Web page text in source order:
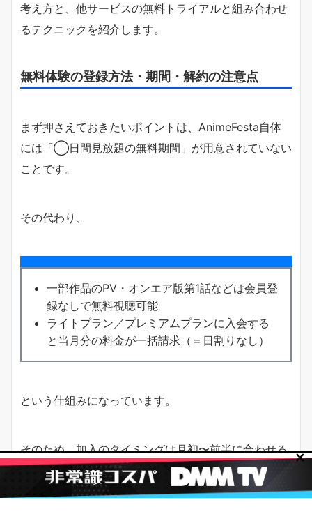
考え方と、他サービスの無料トライアルと組み合わせ
るテクニックを紹介します。
無料体験の登録方法・期間・解約の注意点
まず押さえておきたいポイントは、AnimeFesta自体
には「◯日間見放題の無料期間」が用意されていない
ことです。
その代わり、
一部作品のPV・オンエア版第1話などは会員登
録なしで無料視聴可能
ライトプラン／プレミアムプランに入会する
と当月分の料金が一括請求（＝日割りなし）
という仕組みになっています。
そのため、加入のタイミングは月初〜前半に合わせる
と、1ヶ月分の料金でより多くの話数を消化しやすく
なります。
✕